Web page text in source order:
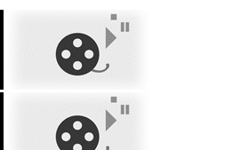
Zaļa zied zālīte Lieldienas rītā